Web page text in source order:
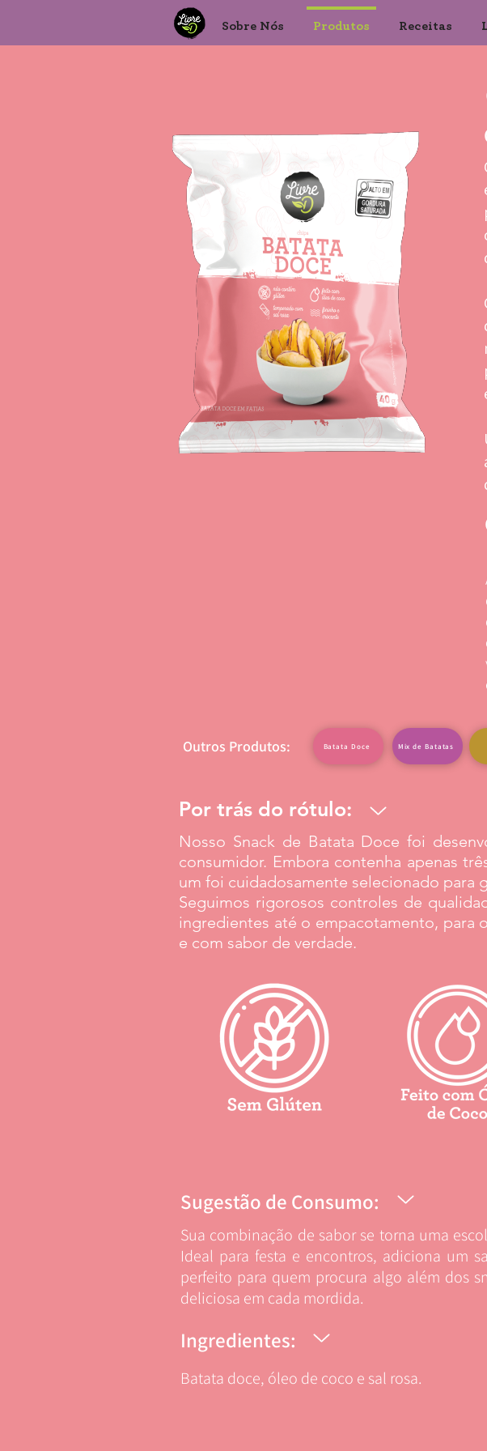
Sobre Nós Produtos Receitas
Outros Produtos: Batata Doce Mix de Batatas
Por trás do rótulo:
Nosso Snack de Batata Doce foi
consumidor. Embora contenha apenas
um foi cuidadosamente selecionado para
Seguimos rigorosos controles de
ingredientes até o empacotamento, para
e com sabor de verdade.
Sugestão de Consumo:
Sua combinação de sabor se torna uma
Ideal para festa e encontros, adiciona um
perfeito para quem procura algo além dos
deliciosa em cada mordida.
Ingredientes:
Batata doce, óleo de coco e sal rosa.